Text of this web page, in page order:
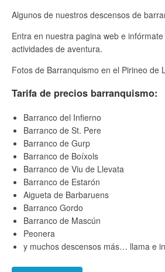
Algunos de nuestros descensos de
Entra en nuestra pagina web e
actividades de aventura.
Fotos de Barranquismo en el Pirineo de
Tarifa de precios barranquismo:
Barranco del Infierno
Barranco de St. Pere
Barranco de Gurp
Barranco de Boíxols
Barranco de Viu de Llevata
Barranco de Estarón
Aigueta de Barbaruens
Barranco Gordo
Barranco de Mascún
Peonera
y muchos descensos más… llama e